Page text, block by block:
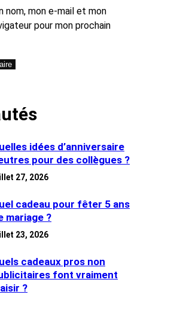
nom, mon e-mail et mon
pour mon prochain
idées d’anniversaire
pour des collègues ?
27, 2026
cadeau pour fêter 5 ans
mariage ?
23, 2026
cadeaux pros non
font vraiment
?